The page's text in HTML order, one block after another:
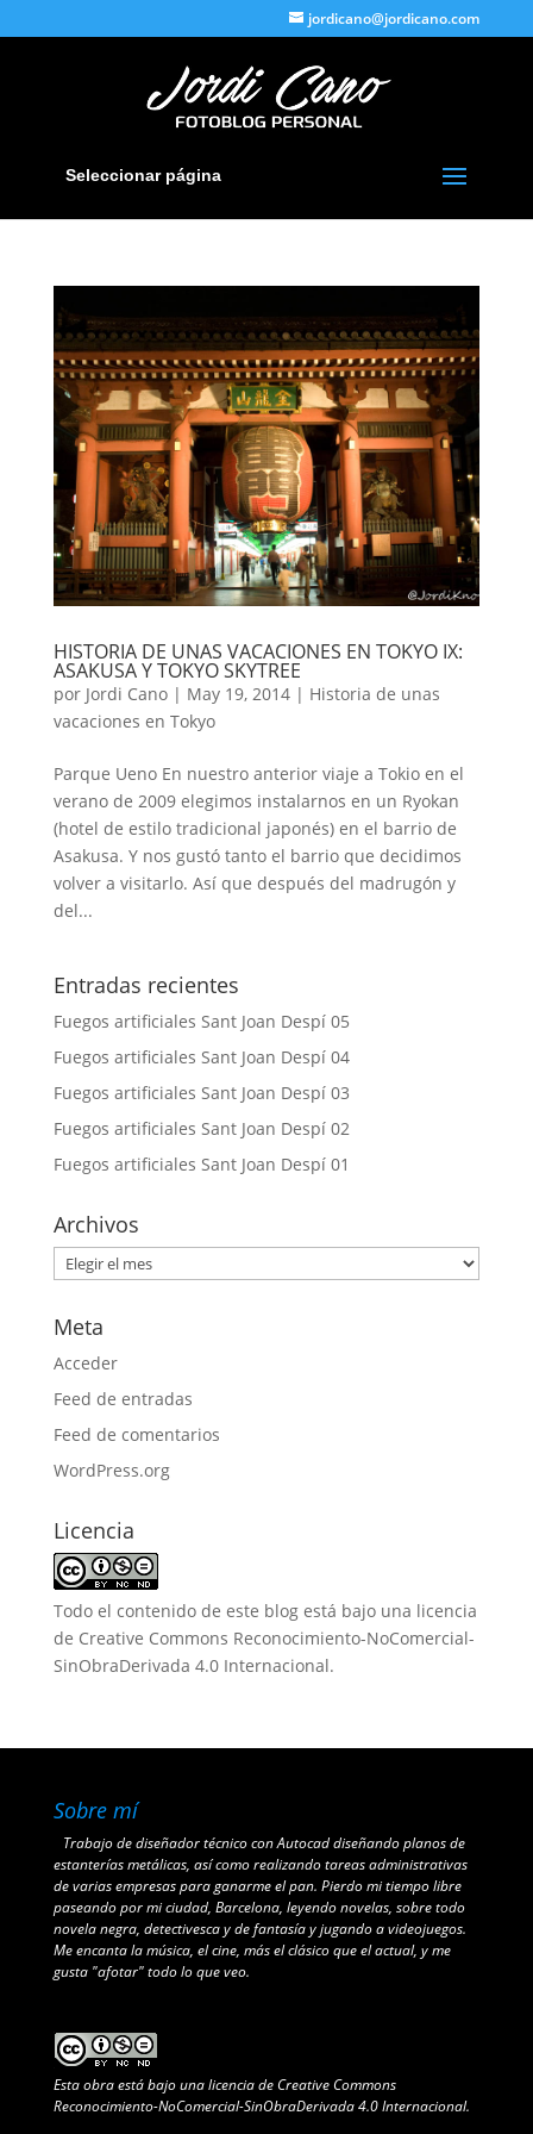
jordicano@jordicano.com
Seleccionar página
HISTORIA DE UNAS VACACIONES EN TOKYO IX:
ASAKUSA Y TOKYO SKYTREE
por Jordi Cano| May 19, 2014| Historia de unas
vacaciones en Tokyo
Parque Ueno En nuestro anterior viaje a Tokio en el
verano de 2009 elegimos instalarnos en un Ryokan
(hotel de estilo tradicional japonés) en el barrio de
Asakusa. Y nos gustó tanto el barrio que decidimos
volver a visitarlo. Así que después del madrugón y
del...
Entradas recientes
Fuegos artificiales Sant Joan Despí 05
Fuegos artificiales Sant Joan Despí 04
Fuegos artificiales Sant Joan Despí 03
Fuegos artificiales Sant Joan Despí 02
Fuegos artificiales Sant Joan Despí 01
Archivos
Archivos
Meta
Acceder
Feed de entradas
Feed de comentarios
WordPress.org
Licencia
Todo el contenido de este blog está bajo una licencia
de Creative Commons Reconocimiento-NoComercial-
SinObraDerivada 4.0 Internacional.
Sobre mí
Trabajo de diseñador técnico con Autocad diseñando planos de
estanterías metálicas, así como realizando tareas administrativas
de varias empresas para ganarme el pan. Pierdo mi tiempo libre
paseando por mi ciudad, Barcelona, leyendo novelas, sobre todo
novela negra, detectivesca y de fantasía y jugando a videojuegos.
Me encanta la música, el cine, más el clásico que el actual, y me
gusta "afotar" todo lo que veo.
Esta obra está bajo unalicencia de Creative Commons
Reconocimiento-NoComercial-SinObraDerivada 4.0 Internacional.